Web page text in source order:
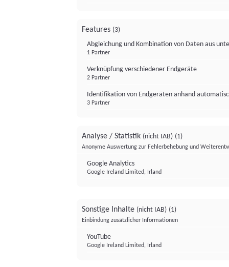
Features (3)
Abgleichung und Kombination von Daten aus
1 Partner
Verknüpfung verschiedener Endgeräte
2 Partner
Identifikation von Endgeräten anhand
3 Partner
Analyse / Statistik (nicht IAB) (1)
Anonyme Auswertung zur Fehlerbehebung und
Google Analytics
Google Ireland Limited, Irland
Sonstige Inhalte (nicht IAB) (1)
Einbindung zusätzlicher Informationen
YouTube
Google Ireland Limited, Irland